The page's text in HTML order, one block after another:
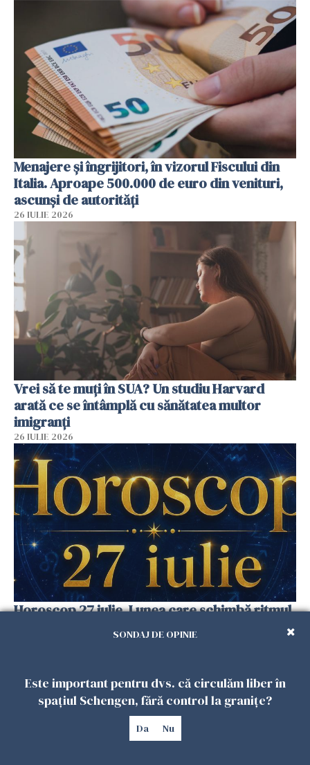
Menajere și îngrijitori, în vizorul Fiscului din
Italia. Aproape 500.000 de euro din venituri,
ascunși de autorități
26 IULIE 2026
Vrei să te muți în SUA? Un studiu Harvard
arată ce se întâmplă cu sănătatea multor
imigranți
26 IULIE 2026
Horoscop 27 iulie. Lunea care schimbă ritmul
săptămânii. Universul deschide uși
neașteptate pentru unele zodii
SONDAJ DE OPINIE
Este important pentru dvs. că circulăm liber în
spațiul Schengen, fără control la granițe?
Da Nu